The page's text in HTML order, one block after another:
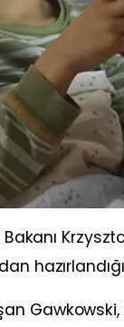
Bakanı